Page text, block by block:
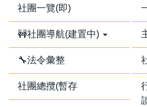
社團一覽(即)
🚧社團導航(建置中)
🔧法令彙整
社團總攬(暫存